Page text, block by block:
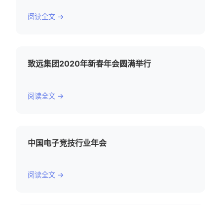
阅读全文 →
致远集团2020年新春年会圆满举行
阅读全文 →
中国电子竞技行业年会
阅读全文 →